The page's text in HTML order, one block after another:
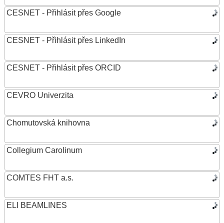
CESNET - Přihlásit přes Google
CESNET - Přihlásit přes LinkedIn
CESNET - Přihlásit přes ORCID
CEVRO Univerzita
Chomutovská knihovna
Collegium Carolinum
COMTES FHT a.s.
ELI BEAMLINES